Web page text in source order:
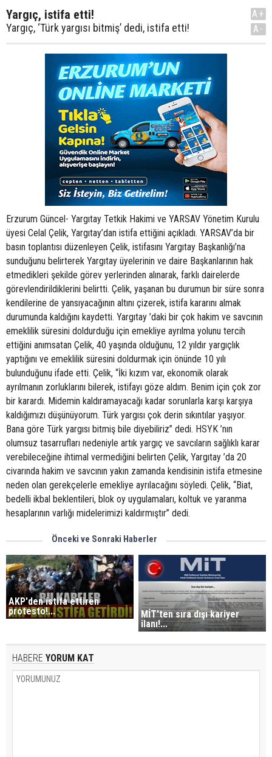
Yargıç, istifa etti!
Yargıç, ‘Türk yargısı bitmiş’ dedi, istifa etti!
A+
A-
Erzurum Güncel- Yargıtay Tetkik Hakimi ve YARSAV Yönetim Kurulu
üyesi Celal Çelik, Yargıtay’dan istifa ettiğini açıkladı. YARSAV’da bir
basın toplantısı düzenleyen Çelik, istifasını Yargıtay Başkanlığı’na
sunduğunu belirterek Yargıtay üyelerinin ve daire Başkanlarının hak
etmedikleri şekilde görev yerlerinden alınarak, farklı dairelerde
görevlendirildiklerini belirtti. Çelik, yaşanan bu durumun bir süre sonra
kendilerine de yansıyacağının altını çizerek, istifa kararını almak
durumunda kaldığını kaydetti. Yargıtay ’daki bir çok hakim ve savcının
emeklilik süresini doldurduğu için emekliye ayrılma yolunu tercih
ettiğini anımsatan Çelik, 40 yaşında olduğunu, 12 yıldır yargıçlık
yaptığını ve emeklilik süresini doldurmak için önünde 10 yılı
bulunduğunu ifade etti. Çelik, “İki kızım var, ekonomik olarak
ayrılmanın zorluklarını bilerek, istifayı göze aldım. Benim için çok zor
bir karardı. Midemin kaldıramayacağı kadar sorunlarla karşı karşıya
kaldığımızı düşünüyorum. Türk yargısı çok derin sıkıntılar yaşıyor.
Bana göre Türk yargısı bitmiş bile diyebiliriz” dedi. HSYK ’nın
olumsuz tasarrufları nedeniyle artık yargıç ve savcıların sağlıklı karar
verebileceğine ihtimal vermediğini belirten Çelik, Yargıtay ’da 20
civarında hakim ve savcının yakın zamanda kendisinin istifa etmesine
neden olan gerekçelerle emekliye ayrılacağını söyledi. Çelik, “Biat,
bedelli ikbal beklentileri, blok oy uygulamaları, koltuk ve yaranma
hesaplarının varlığı midelerimizi kaldırmıştır” dedi.
Önceki ve Sonraki Haberler
AKP'den istifa ettiren
protesto!...
MİT'ten sıra dışı kariyer
ilanı!...
HABERE YORUM KAT